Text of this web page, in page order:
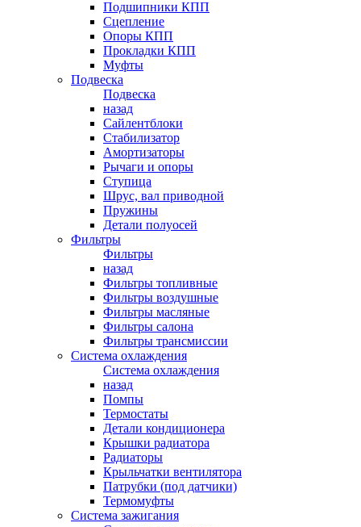
Подшипники КПП
Сцепление
Опоры КПП
Прокладки КПП
Муфты
Подвеска
Подвеска
назад
Сайлентблоки
Стабилизатор
Амортизаторы
Рычаги и опоры
Ступица
Шрус, вал приводной
Пружины
Детали полуосей
Фильтры
Фильтры
назад
Фильтры топливные
Фильтры воздушные
Фильтры масляные
Фильтры салона
Фильтры трансмиссии
Система охлаждения
Система охлаждения
назад
Помпы
Термостаты
Детали кондиционера
Крышки радиатора
Радиаторы
Крыльчатки вентилятора
Патрубки (под датчики)
Термомуфты
Система зажигания